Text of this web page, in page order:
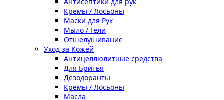
Кремы / Лосьоны
Маски для Рук
Мыло / Гели
Отшелушивание
Уход за Кожей
Антицеллюлитные средства
Для Бритья
Дезодоранты
Кремы / Лосьоны
Масла